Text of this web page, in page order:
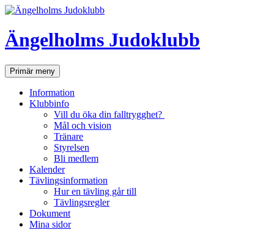
Ängelholms Judoklubb
SökPrimär meny Hoppa
till
innehåll
Information
Klubbinfo
Vill du öka din falltrygghet?
Mål och vision
Tränare
Styrelsen
Bli medlem
Kalender
Tävlingsinformation
Hur en tävling går till
Tävlingsregler
Dokument
Mina sidor